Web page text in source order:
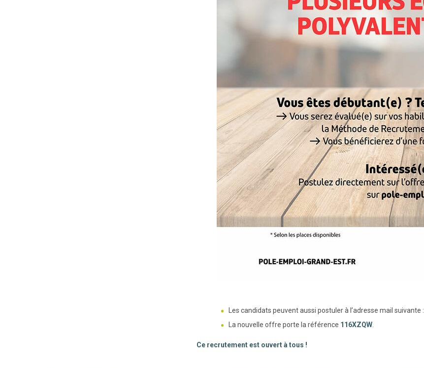
Les candidats peuvent aussi postuler à l’adresse mail suivante :
La nouvelle offre porte la référence 116XZQW.
Ce recrutement est ouvert à tous !